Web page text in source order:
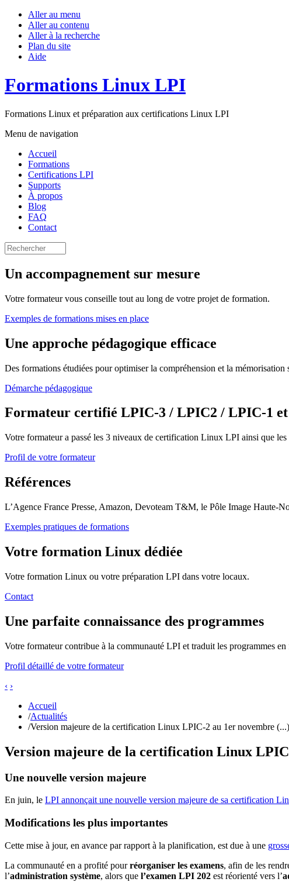
Aller au menu
Aller au contenu
Aller à la recherche
Plan du site
Aide
Formations Linux LPI
Formations Linux et préparation aux certifications Linux LPI
Menu de navigation
Accueil
Formations
Certifications LPI
Supports
À propos
Blog
FAQ
Contact
Un accompagnement sur mesure
Votre formateur vous conseille tout au long de votre projet de formation.
Exemples de formations mises en place
Une approche pédagogique efficace
Des formations étudiées pour optimiser la compréhension et la mémorisation
Démarche pédagogique
Formateur certifié LPIC-3 / LPIC2 / LPIC-1
Votre formateur a passé les 3 niveaux de certification Linux LPI ainsi que
Profil de votre formateur
Références
L’Agence France Presse, Amazon, Devoteam T&M, le Pôle Image
Exemples pratiques de formations
Votre formation Linux dédiée
Votre formation Linux ou votre préparation LPI dans votre locaux.
Contact
Une parfaite connaissance des programmes
Votre formateur contribue à la communauté LPI et traduit les programmes en
Profil détaillé de votre formateur
‹ ›
Accueil
/Actualités
/Version majeure de la certification Linux LPIC-2 au 1er novembre (...)
Version majeure de la certification Linux
Une nouvelle version majeure
En juin, le LPI annonçait une nouvelle version majeure de sa certification
Modifications les plus importantes
Cette mise à jour, en avance par rapport à la planification, est due à une
La communauté en a profité pourréorganiser les examens, afin de les
l’administration système, alors que l’examen LPI 202 est réorienté vers l’